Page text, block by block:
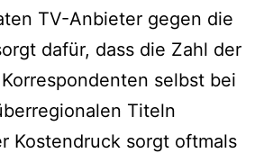
TV-Anbieter gegen die
dafür, dass die Zahl der
selbst bei
Titeln
Kostendruck sorgt oftmals